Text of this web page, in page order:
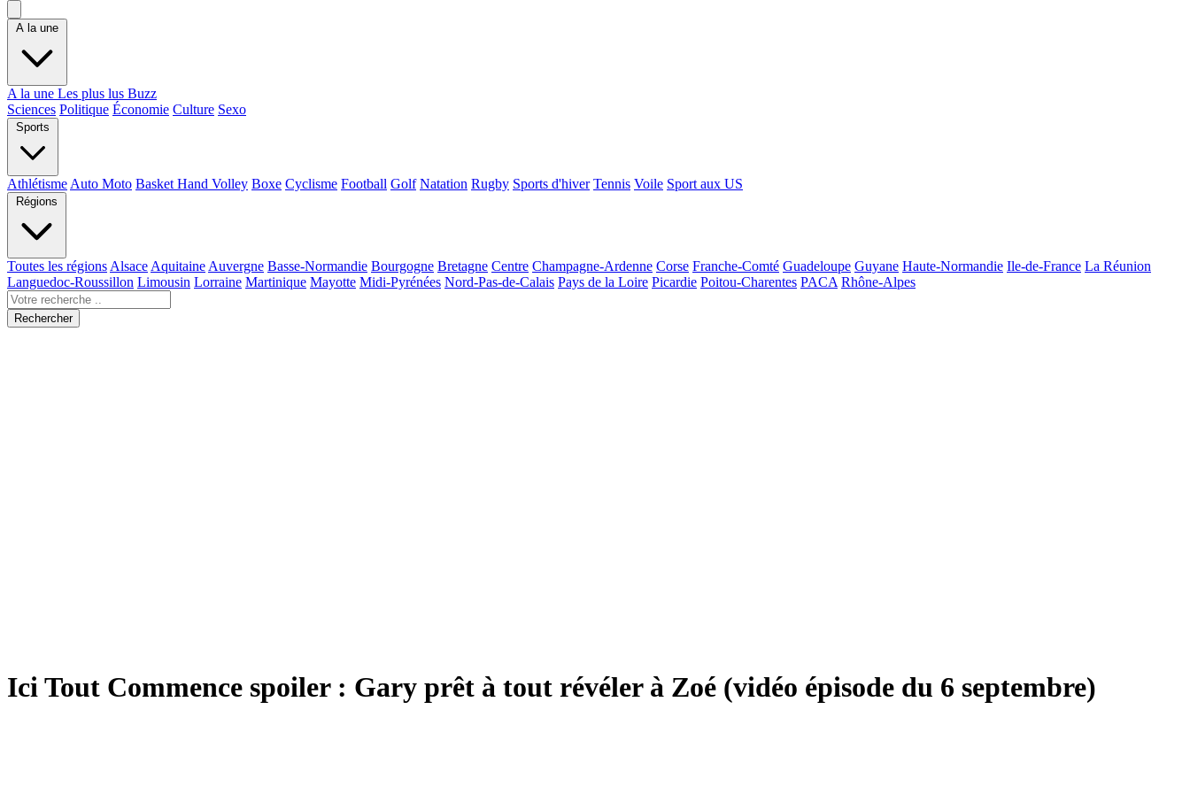
A la une
A la une Les plus lus Buzz
Sciences Politique Économie Culture Sexo
Sports
Athlétisme Auto Moto Basket Hand Volley Boxe Cyclisme Football Golf Natation Rugby Sports d'hiver Tennis Voile Sport aux US
Régions
Toutes les régions Alsace Aquitaine Auvergne Basse-Normandie Bourgogne Bretagne Centre Champagne-Ardenne Corse Franche-Comté Guadeloupe Guyane Haute-Normandie Ile-de-France La Réunion
Languedoc-Roussillon Limousin Lorraine Martinique Mayotte Midi-Pyrénées Nord-Pas-de-Calais Pays de la Loire Picardie Poitou-Charentes PACA Rhône-Alpes
Rechercher
Ici Tout Commence spoiler : Gary prêt à tout révéler à Zoé (vidéo épisode du 6 septembre)